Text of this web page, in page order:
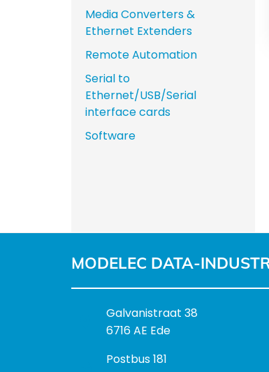
Media Converters &
Ethernet Extenders
Remote Automation
Serial to
Ethernet/USB/Serial
interface cards
Software
MODELEC DATA-
B
e
o
Galvanistraat 38
6716 AE Ede
P
Postbus 181